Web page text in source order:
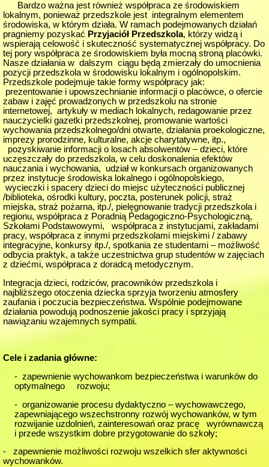
Bardzo ważna jest również współpraca ze środowiskiem
lokalnym, ponieważ przedszkole jest integralnym elementem
środowiska, w którym działa. W ramach podejmowanych działań
pragniemy pozyskać Przyjaciół Przedszkola, którzy widzą i
wspierają celowość i skuteczność systematycznej współpracy. Do
tej pory współpraca ze środowiskiem była mocną stroną placówki.
Nasze działania w dalszym ciągu będą zmierzały do umocnienia
pozycji przedszkola w środowisku lokalnym i ogólnopolskim.
Przedszkole podejmuje takie formy współpracy jak:
prezentowanie i upowszechnianie informacji o placówce, o ofercie
zabaw i zajęć prowadzonych w przedszkolu na stronie
internetowej, artykuły w mediach lokalnych, redagowanie przez
nauczycielki gazetki przedszkolnej, promowanie wartości
wychowania przedszkolnego/dni otwarte, działania proekologiczne,
imprezy prorodzinne, kulturalne, akcje charytatywne, itp.,
pozyskiwanie informacji o losach absolwentów – dzieci, które
uczęszczały do przedszkola, w celu doskonalenia efektów
nauczania i wychowania, udział w konkursach organizowanych
przez instytucje środowiska lokalnego i ogólnopolskiego,
wycieczki i spacery dzieci do miejsc użyteczności publicznej
/biblioteka, ośrodki kultury, poczta, posterunek policji, straż
miejska, straż pożarna, itp./, pielęgnowanie tradycji przedszkola i
regionu, współpraca z Poradnią Pedagogiczno-Psychologiczną,
Szkołami Podstawowymi, współpraca z instytucjami, zakładami
pracy, współpraca z innymi przedszkolami miejskimi / zabawy
integracyjne, konkursy itp./, spotkania ze studentami – możliwość
odbycia praktyk, a także uczestnictwa grup studentów w zajęciach
z dziećmi, współpraca z doradcą metodycznym.
Integracja dzieci, rodziców, pracowników przedszkola i
najbliższego otoczenia dziecka sprzyja tworzeniu atmosfery
zaufania i poczucia bezpieczeństwa. Wspólnie podejmowane
działania powodują podnoszenie jakości pracy i sprzyjają
nawiązaniu wzajemnych sympatii.
Cele i zadania główne:
- zapewnienie wychowankom bezpieczeństwa i warunków do
optymalnego rozwoju;
- organizowanie procesu dydaktyczno – wychowawczego,
zapewniającego wszechstronny rozwój wychowanków, w tym
rozwijanie uzdolnień, zainteresowań oraz pracę wyrównawczą
i przede wszystkim dobre przygotowanie do szkoły;
- zapewnienie możliwości rozwoju wszelkich sfer aktywności
wychowanków.